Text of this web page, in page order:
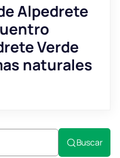
Alpedrete
Verde
naturales
Buscar